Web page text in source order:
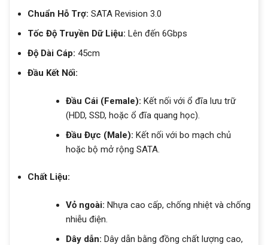
Chuẩn Hỗ Trợ: SATA Revision 3.0
Tốc Độ Truyền Dữ Liệu: Lên đến 6Gbps
Độ Dài Cáp: 45cm
Đầu Kết Nối:
Đầu Cái (Female): Kết nối với ổ đĩa lưu trữ
(HDD, SSD, hoặc ổ đĩa quang học).
Đầu Đực (Male): Kết nối với bo mạch chủ
hoặc bộ mở rộng SATA.
Chất Liệu:
Vỏ ngoài: Nhựa cao cấp, chống nhiệt và chống
nhiễu điện.
Dây dẫn: Dây dẫn bằng đồng chất lượng cao,